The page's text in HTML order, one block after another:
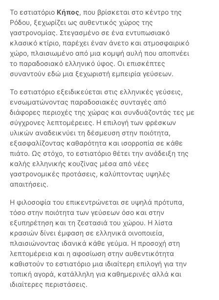
Το εστιατόριο Κήπος, που βρίσκεται στο κέντρο της
Ρόδου, ξεχωρίζει ως αυθεντικός χώρος της
γαστρονομίας. Στεγασμένο σε ένα εντυπωσιακό
κλασικό κτίριο, παρέχει έναν άνετο και ατμοσφαιρικό
χώρο, πλαισιωμένο από μια κομψή αυλή που αποπνέει
το παραδοσιακό ελληνικό ύφος. Οι επισκέπτες
συναντούν εδώ μια ξεχωριστή εμπειρία γεύσεων.
Το εστιατόριο εξειδικεύεται στις ελληνικές γεύσεις,
ενσωματώνοντας παραδοσιακές συνταγές από
διάφορες περιοχές της χώρας και συνδυάζοντάς τες με
σύγχρονες λεπτομέρειες. Η επιλογή των φρέσκων
υλικών αναδεικνύει τη δέσμευση στην ποιότητα,
εξασφαλίζοντας καθαρότητα και ισορροπία σε κάθε
πιάτο. Ως στόχο, το εστιατόριο θέτει την ανάδειξη της
καλής ελληνικής κουζίνας μέσα από νέες
γαστρονομικές προτάσεις, καλύπτοντας υψηλές
απαιτήσεις.
Η φιλοσοφία του επικεντρώνεται σε υψηλά πρότυπα,
τόσο στην ποιότητα των γεύσεων όσο και στην
εξυπηρέτηση και τη ζεστασιά του χώρου. Η λίστα
κρασιών δίνει έμφαση σε ελληνικά οινοποιεία,
πλαισιώνοντας ιδανικά κάθε γεύμα. Η προσοχή στη
λεπτομέρεια και η αφοσίωση στην αυθεντικότητα
καθιστούν το εστιατόριο μια ιδιαίτερη επιλογή για την
τοπική αγορά, κατάλληλη για καθημερινές αλλά και
ιδιαίτερες περιστάσεις.